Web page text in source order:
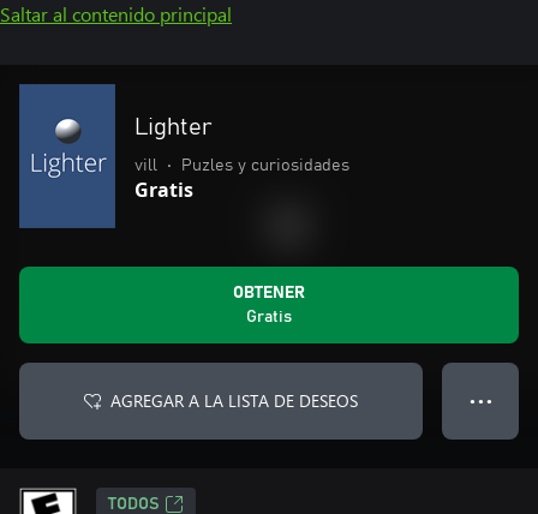
Saltar al contenido principal
Lighter
vill • Puzles y curiosidades
Gratis
OBTENER
Gratis
AGREGAR A LA LISTA DE DESEOS ● ● ●
TODOS